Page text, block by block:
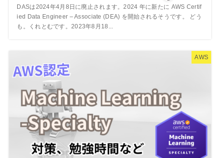
DASは2024年4月8日に廃止されます。2024 年に新たに AWS Certif
ied Data Engineer – Associate (DEA) を開始されるそうです。 どう
も。くれとむです。2023年8月18...
AWS